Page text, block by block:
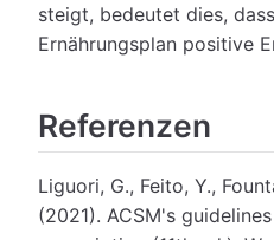
steigt, bedeutet dies,
Ernährungsplan positive
Referenzen
Liguori, G., Feito, Y.,
(2021). ACSM's